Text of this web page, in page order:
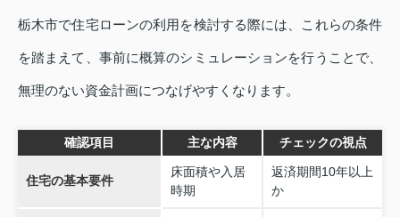
栃木市で住宅ローンの利用を検討する際には、これらの条件
を踏まえて、事前に概算のシミュレーションを行うことで、
無理のない資金計画につなげやすくなります。
確認項目 主な内容 チェックの視点
住宅の基本要件
床面積や入居
時期
返済期間10年以上
か